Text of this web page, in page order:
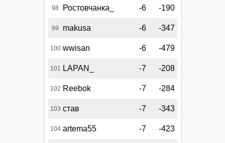
98 Ростовчанка_ -6 -190
99 makusa -6 -347
100 wwisan -6 -479
101 LAPAN_ -7 -208
102 Reebok -7 -284
103 став -7 -343
104 artema55 -7 -423